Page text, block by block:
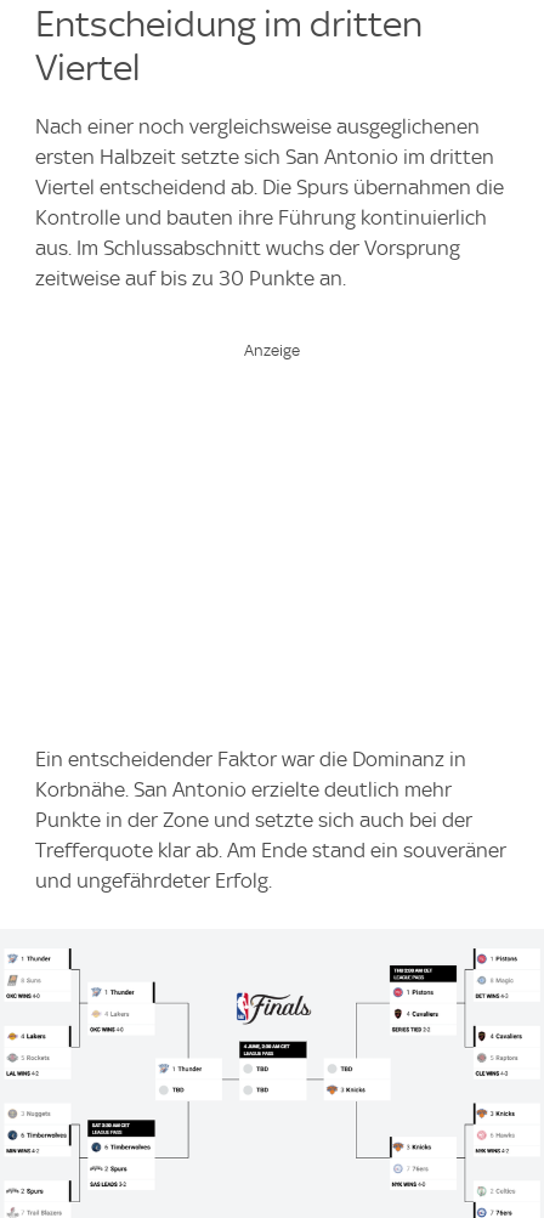
Entscheidung im dritten
Viertel
Nach einer noch vergleichsweise ausgeglichenen
ersten Halbzeit setzte sich San Antonio im dritten
Viertel entscheidend ab. Die Spurs übernahmen die
Kontrolle und bauten ihre Führung kontinuierlich
aus. Im Schlussabschnitt wuchs der Vorsprung
zeitweise auf bis zu 30 Punkte an.
Ein entscheidender Faktor war die Dominanz in
Korbnähe. San Antonio erzielte deutlich mehr
Punkte in der Zone und setzte sich auch bei der
Trefferquote klar ab. Am Ende stand ein souveräner
und ungefährdeter Erfolg.